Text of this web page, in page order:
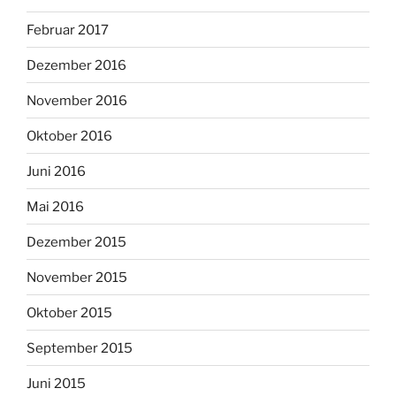
Februar 2017
Dezember 2016
November 2016
Oktober 2016
Juni 2016
Mai 2016
Dezember 2015
November 2015
Oktober 2015
September 2015
Juni 2015